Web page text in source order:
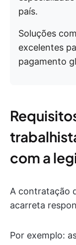
país.
Soluções
excelentes
pagamento
com a
A contratação
acarreta
Por exemplo: